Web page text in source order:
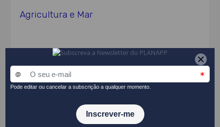
Agricultura e Mar
Ato Normativo
Resolução do Conselho de Ministros n.º
68/2021, de 4 de junho
PARTILHAR NO LINKEDIN